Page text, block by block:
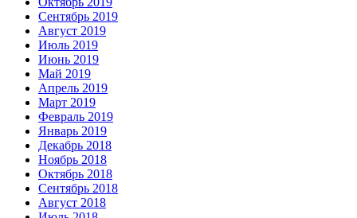
Сентябрь 2019
Август 2019
Июль 2019
Июнь 2019
Май 2019
Апрель 2019
Март 2019
Февраль 2019
Январь 2019
Декабрь 2018
Ноябрь 2018
Октябрь 2018
Сентябрь 2018
Август 2018